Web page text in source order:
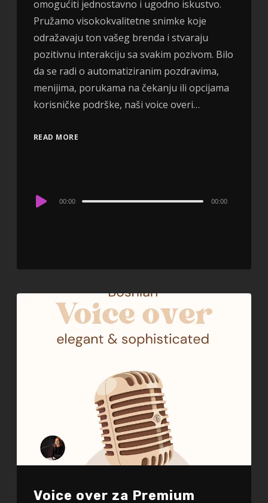
omogućiti jednostavno i ugodno iskustvo.
Pružamo visokokvalitetne snimke koje
odražavaju ton vašeg brenda i stvaraju
pozitivnu interakciju sa svakim pozivom. Bilo
da se radi o automatiziranim pozdravima,
menijima, porukama na čekanju ili opcijama
korisničke podrške, naši voice overi…
READ MORE
Audio
00:00 00:00
Voice over za Premium